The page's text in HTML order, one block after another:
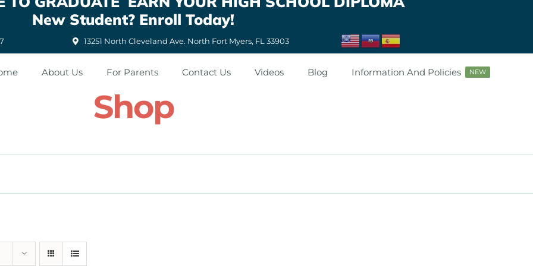
New Student? Enroll Today!
13251 North Cleveland Ave. North Fort Myers, FL 33903
About Us For Parents Contact Us Videos Blog Information And Policies NEW
Shop